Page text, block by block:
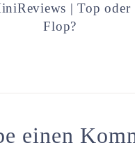
| Top oder
Flop?
einen